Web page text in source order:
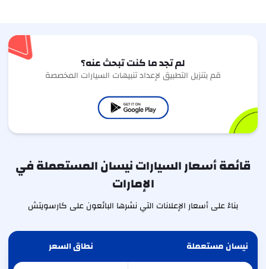
لم تجد ما كنت تبحث عنه؟
قم بتنزيل التطبيق لإعداد تنبيهات السيارات المخصصة
قائمة أسعار السيارات نيسان المستعملة في
الإمارات
بناءً على أسعار الإعلانات التي نشرها البائعون على كارسويتش
نيسان مستعملة نطاق السعر